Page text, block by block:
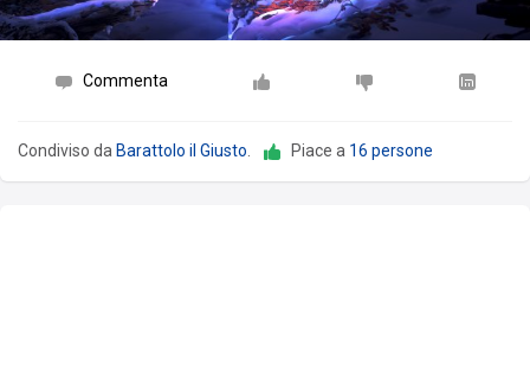
Commenta
Condiviso da Barattolo il Giusto. Piace a 16 persone